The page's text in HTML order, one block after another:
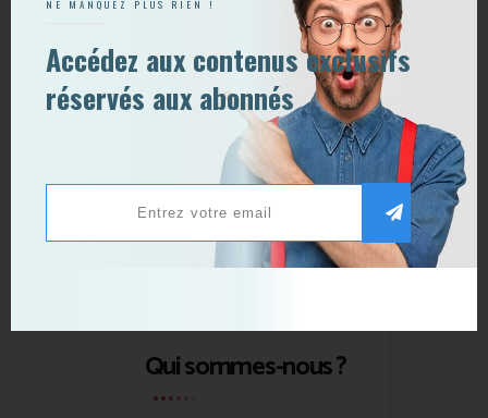
Qui sommes-nous ?
NE MANQUEZ PLUS RIEN !
Accédez aux contenus exclusifs
réservés aux abonnés